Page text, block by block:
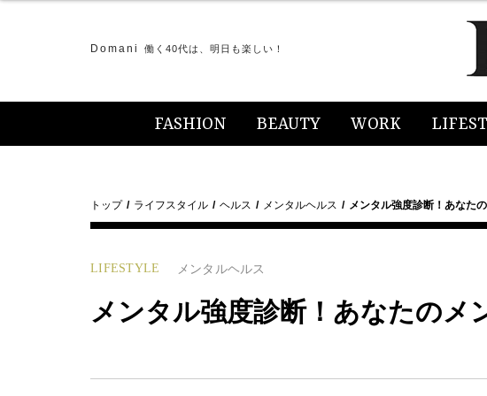
Domani 働く40代は、明日も楽しい！
FASHION BEAUTY WORK
トップ ライフスタイル ヘルス メンタルヘルス メンタル強度診断！あなた
LIFESTYLE メンタルヘルス
メンタル強度診断！あなたのメ